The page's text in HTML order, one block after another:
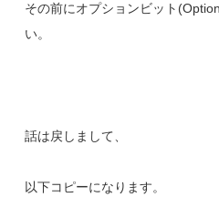
その前にオプションビット
い。
話は戻しまして、
以下コピーになります。